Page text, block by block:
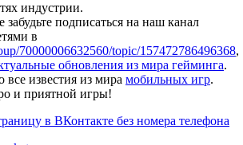
индустрии.
забудьте подписаться на наш канал
в
70000006632560/topic/157472786496368,
обновления из мира гейминга.
все известия из мира мобильных игр.
и приятной игры!
в ВКонтакте без номера телефона